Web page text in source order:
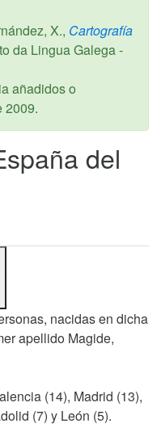
X., Cartografía
da Lingua Galega -
añadidos o
2009.
del
nacidas en dicha
apellido Magide,
(14), Madrid (13),
(7) y León (5).